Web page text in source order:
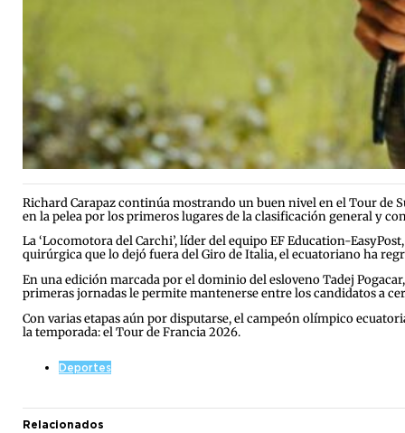
Richard Carapaz continúa mostrando un buen nivel en el Tour de
en la pelea por los primeros lugares de la clasificación general y
La ‘Locomotora del Carchi’, líder del equipo EF Education-
quirúrgica que lo dejó fuera del Giro de Italia, el ecuatoriano ha
En una edición marcada por el dominio del esloveno Tadej
primeras jornadas le permite mantenerse entre los candidatos a
Con varias etapas aún por disputarse, el campeón olímpico
la temporada: el Tour de Francia 2026.
Deportes
Relacionados